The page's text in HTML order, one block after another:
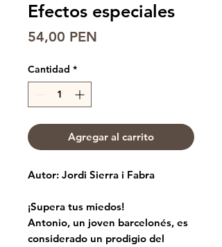
Efectos especiales
54,00 PEN
Cantidad *
Agregar al carrito
Autor: Jordi Sierra i Fabra
¡Supera tus miedos!
Antonio, un joven barcelonés, es
considerado un prodigio del